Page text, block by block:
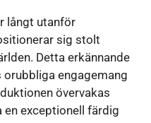
långt utanför
sig stolt
Detta erkännande
engagemang
övervakas
exceptionell färdig